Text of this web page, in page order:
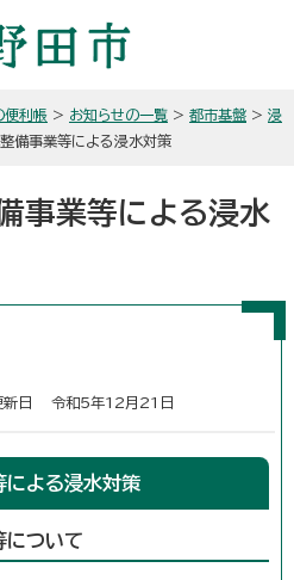
便利帳 > お知らせの一覧 > 都市基盤 > 浸
備事業等による浸水対策
事業等による浸水
日 令和5年12月21日
による浸水対策
について